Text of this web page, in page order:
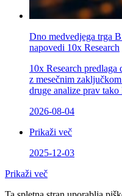
Dno medvedjega trga
napovedi 10x Research
10x Research predlaga
z mesečnim
druge analize prav
2026-08-04
Prikaži več
2025-12-03
Prikaži več